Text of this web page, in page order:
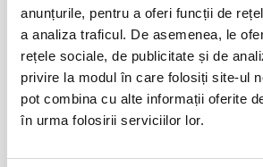
anunțurile, pentru a oferi funcții de
a analiza traficul. De asemenea, le
rețele sociale, de publicitate și de
privire la modul în care folosiți site-ul
pot combina cu alte informații oferite
în urma folosirii serviciilor lor.
Serviciu gratuit prin intermediul căruia
puncte de interes de pe teritoriul
sau Stereografic 1930, precum și